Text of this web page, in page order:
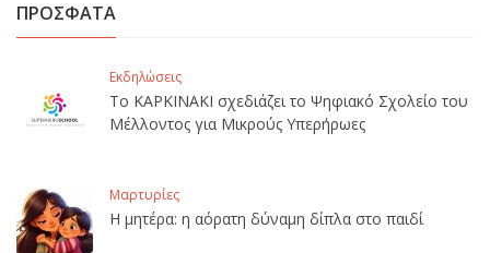
ΠΡΟΣΦΑΤΑ
Εκδηλώσεις
Το ΚΑΡΚΙΝΑΚΙ σχεδιάζει το Ψηφιακό Σχολείο του
Μέλλοντος για Μικρούς Υπερήρωες
Μαρτυρίες
Η μητέρα: η αόρατη δύναμη δίπλα στο παιδί